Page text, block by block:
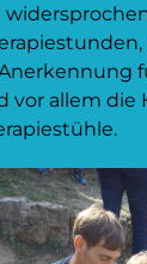
vor allem die